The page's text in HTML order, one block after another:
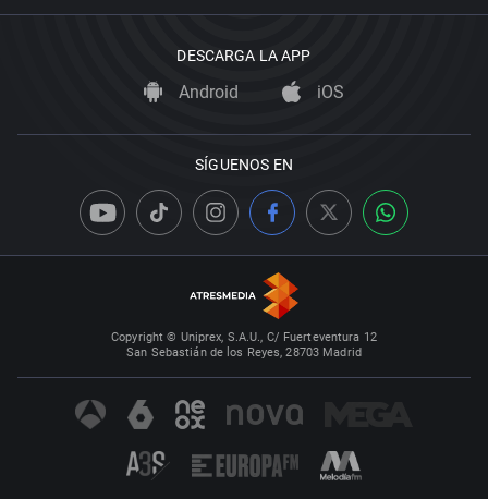
DESCARGA LA APP
Android iOS
SÍGUENOS EN
Copyright © Uniprex, S.A.U., C/ Fuerteventura 12
San Sebastián de los Reyes, 28703 Madrid